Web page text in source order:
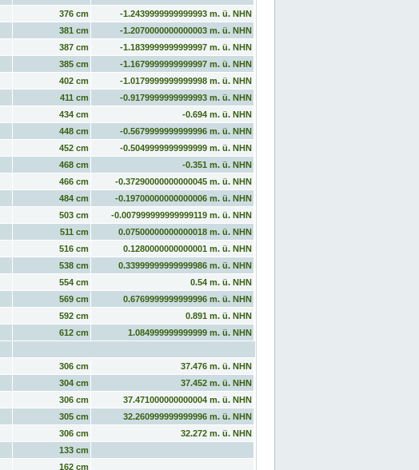
376 cm
-1.2439999999999993 m. ü. NHN
381 cm
-1.2070000000000003 m. ü. NHN
387 cm
-1.1839999999999997 m. ü. NHN
385 cm
-1.1679999999999997 m. ü. NHN
402 cm
-1.0179999999999998 m. ü. NHN
411 cm
-0.9179999999999993 m. ü. NHN
434 cm
-0.694 m. ü. NHN
448 cm
-0.5679999999999996 m. ü. NHN
452 cm
-0.5049999999999999 m. ü. NHN
468 cm
-0.351 m. ü. NHN
466 cm
-0.37290000000000045 m. ü. NHN
484 cm
-0.19700000000000006 m. ü. NHN
503 cm
-0.007999999999999119 m. ü. NHN
511 cm
0.07500000000000018 m. ü. NHN
516 cm
0.1280000000000001 m. ü. NHN
538 cm
0.33999999999999986 m. ü. NHN
554 cm
0.54 m. ü. NHN
569 cm
0.6769999999999996 m. ü. NHN
592 cm
0.891 m. ü. NHN
612 cm
1.084999999999999 m. ü. NHN
306 cm
37.476 m. ü. NHN
304 cm
37.452 m. ü. NHN
306 cm
37.471000000000004 m. ü. NHN
305 cm
32.260999999999996 m. ü. NHN
306 cm
32.272 m. ü. NHN
133 cm
162 cm